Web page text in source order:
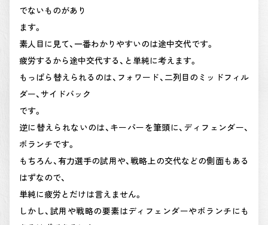
でないものがあり
ます。
素人目に見て、一番わかりやすいのは途中交代です。
疲労するから途中交代する、と単純に考えます。
もっぱら替えられるのは、フォワード、二列目のミッドフィル
ダー、サイドバック
です。
逆に替えられないのは、キーパーを筆頭に、ディフェンダー、
ボランチです。
もちろん、有力選手の試用や、戦略上の交代などの側面もある
はずなので、
単純に疲労とだけは言えません。
しかし、試用や戦略の要素はディフェンダーやボランチにも